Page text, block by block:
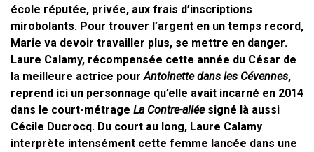
école réputée, privée, aux frais d’inscriptions
mirobolants. Pour trouver l’argent en un temps record,
Marie va devoir travailler plus, se mettre en danger.
Laure Calamy, récompensée cette année du César de
la meilleure actrice pourAntoinette dans les Cévennes,
reprend ici un personnage qu’elle avait incarné en 2014
dans le court-métrage La Contre-alléesigné là aussi
Cécile Ducrocq. Du court au long, Laure Calamy
interprète intensément cette femme lancée dans une